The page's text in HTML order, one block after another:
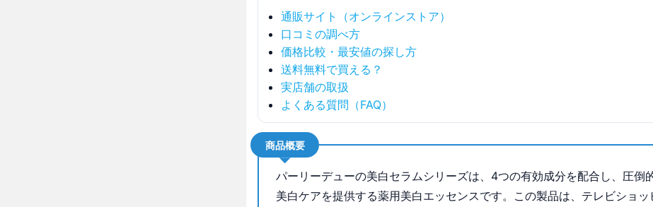
通販サイト（オンラインストア）
口コミの調べ方
価格比較・最安値の探し方
送料無料で買える？
実店舗の取扱
よくある質問（FAQ）
商品概要
パーリーデューの美白セラムシリーズは、4つの有効成分を配合し、圧倒
美白ケアを提供する薬用美白エッセンスです。この製品は、テレビショッ